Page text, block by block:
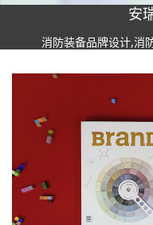
安
消防装备品牌设计,消